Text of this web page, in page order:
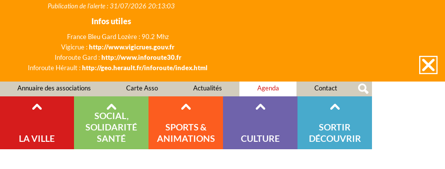
Publication de l'alerte : 31/07/2026 20:13:03
Infos utiles
France Bleu Gard Lozère : 90.2 Mhz
Vigicrue :http://www.vigicrues.gouv.fr
Inforoute Gard :http://www.inforoute30.fr
Inforoute Hérault :http://geo.herault.fr/inforoute/index.html
Annuaire des associations Carte Asso Actualités Agenda Contact
LA VILLE
SOCIAL,
SOLIDARITÉ
SANTÉ
SPORTS &
ANIMATIONS
CULTURE
SORTIR
DÉCOUVRIR